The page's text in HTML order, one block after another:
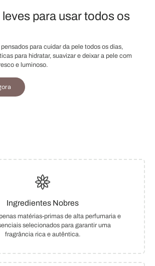
para usar todos os
para cuidar da pele todos os dias,
para hidratar, suavizar e deixar a pele com
e luminoso.
Ingredientes Nobres
matérias-primas de alta perfumaria e
selecionados para garantir uma
fragrância rica e autêntica.